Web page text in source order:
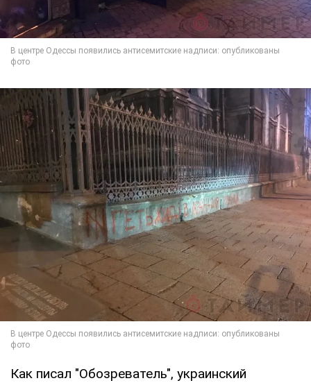
Как писал "Обозреватель", украинский